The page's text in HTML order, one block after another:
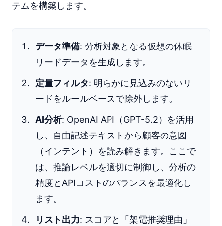
テムを構築します。
データ準備: 分析対象となる仮想の休眠
リードデータを生成します。
定量フィルタ: 明らかに見込みのないリ
ードをルールベースで除外します。
AI分析: OpenAI API（GPT-5.2）を活用
し、自由記述テキストから顧客の意図
（インテント）を読み解きます。ここで
は、推論レベルを適切に制御し、分析の
精度とAPIコストのバランスを最適化し
ます。
リスト出力: スコアと「架電推奨理由」